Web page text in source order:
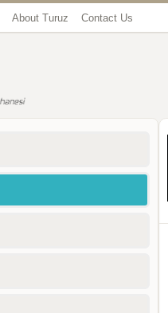
About Turuz Contact Us